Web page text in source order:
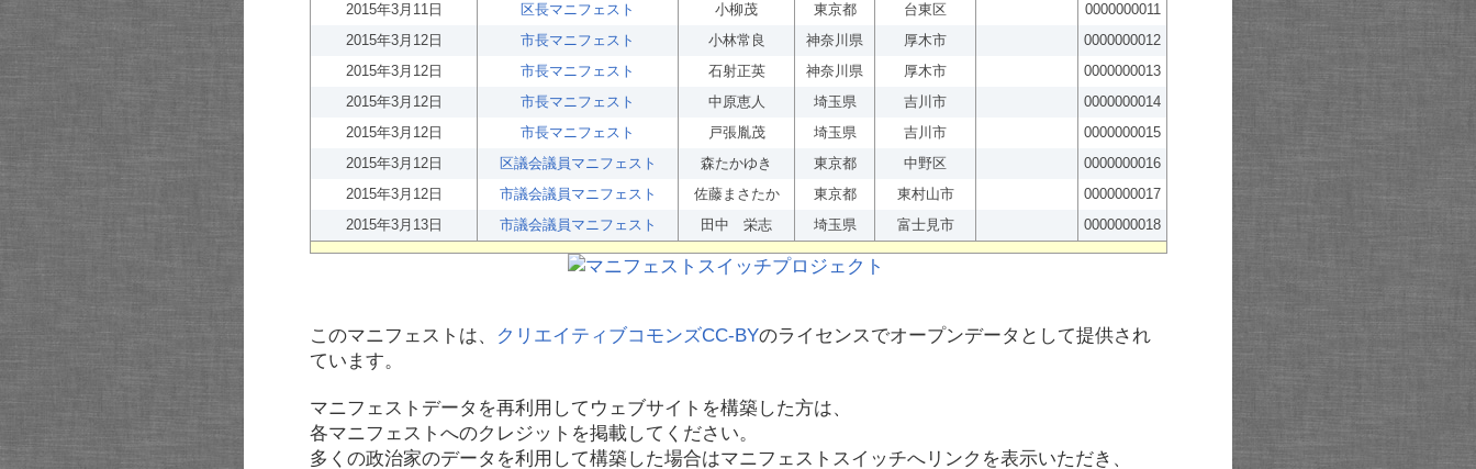
2015年3月11日
区長マニフェスト 小柳茂 東京都 台東区
0000000011
2015年3月12日
市長マニフェスト 小林常良 神奈川県 厚木市
0000000012
2015年3月12日
市長マニフェスト 石射正英 神奈川県 厚木市
0000000013
2015年3月12日
市長マニフェスト 中原恵人 埼玉県 吉川市
0000000014
2015年3月12日
市長マニフェスト 戸張胤茂 埼玉県 吉川市
0000000015
2015年3月12日
区議会議員マニフェスト 森たかゆき 東京都 中野区
0000000016
2015年3月12日
市議会議員マニフェスト 佐藤まさたか 東京都 東村山市
0000000017
2015年3月13日
市議会議員マニフェスト 田中 栄志 埼玉県 富士見市 0000000018
このマニフェストは、 クリエイティブコモンズCC-BYのライセンスでオープンデータとして提供され
ています。
マニフェストデータを再利用してウェブサイトを構築した方は、
各マニフェストへのクレジットを掲載してください。
多くの政治家のデータを利用して構築した場合はマニフェストスイッチへリンクを表示いただき、